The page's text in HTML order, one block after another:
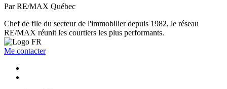
Par RE/MAX Québec
Chef de file du secteur de l'immobilier depuis 1982, le réseau
RE/MAX réunit les courtiers les plus performants.
Me contacter